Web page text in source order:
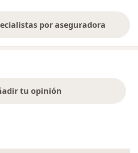
por aseguradora
tu opinión